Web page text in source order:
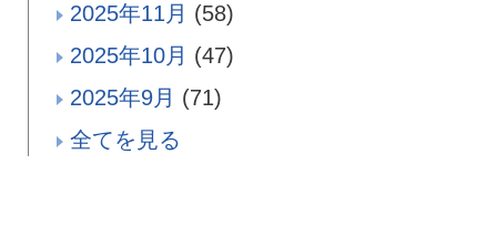
2025年11月 (58)
2025年10月 (47)
2025年9月 (71)
全てを見る